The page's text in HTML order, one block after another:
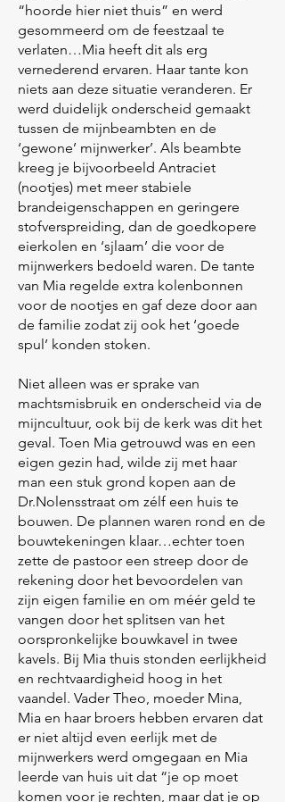
“hoorde hier niet thuis” en werd
gesommeerd om de feestzaal te
verlaten…Mia heeft dit als erg
vernederend ervaren. Haar tante kon
niets aan deze situatie veranderen. Er
werd duidelijk onderscheid gemaakt
tussen de mijnbeambten en de
‘gewone’ mijnwerker’. Als beambte
kreeg je bijvoorbeeld Antraciet
(nootjes) met meer stabiele
brandeigenschappen en geringere
stofverspreiding, dan de goedkopere
eierkolen en ‘sjlaam’ die voor de
mijnwerkers bedoeld waren. De tante
van Mia regelde extra kolenbonnen
voor de nootjes en gaf deze door aan
de familie zodat zij ook het ‘goede
spul’ konden stoken.
Niet alleen was er sprake van
machtsmisbruik en onderscheid via de
mijncultuur, ook bij de kerk was dit het
geval. Toen Mia getrouwd was en een
eigen gezin had, wilde zij met haar
man een stuk grond kopen aan de
Dr.Nolensstraat om zélf een huis te
bouwen. De plannen waren rond en de
bouwtekeningen klaar…echter toen
zette de pastoor een streep door de
rekening door het bevoordelen van
zijn eigen familie en om méér geld te
vangen door het splitsen van het
oorspronkelijke bouwkavel in twee
kavels. Bij Mia thuis stonden eerlijkheid
en rechtvaardigheid hoog in het
vaandel. Vader Theo, moeder Mina,
Mia en haar broers hebben ervaren dat
er niet altijd even eerlijk met de
mijnwerkers werd omgegaan en Mia
leerde van huis uit dat “je op moet
komen voor je rechten, maar dat je op